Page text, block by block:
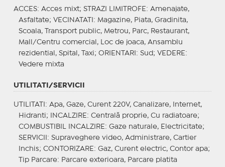
ACCES: Acces mixt; STRAZI LIMITROFE : Amenajate,
Asfaltate; VECINATATI : Magazine, Piata, Gradinita,
Scoala, Transport public, Metrou, Parc, Restaurant,
Mall/Centru comercial, Loc de joaca, Ansamblu
rezidential, Spital, Taxi; ORIENTARI : Sud; VEDERE :
Vedere mixta
UTILITATI/SERVICII
UTILITATI : Apa, Gaze, Curent 220V, Canalizare, Internet,
Hidranti;
INCALZIRE : Centrală proprie, Cu radiatoare;
COMBUSTIBIL INCALZIRE : Gaze naturale, Electricitate;
SERVICII : Supraveghere video, Administrare, Cartier
Inchis; CONTORIZARE : Gaz, Curent electric, Contor apa;
Tip Parcare: Parcare exterioara, Parcare platita